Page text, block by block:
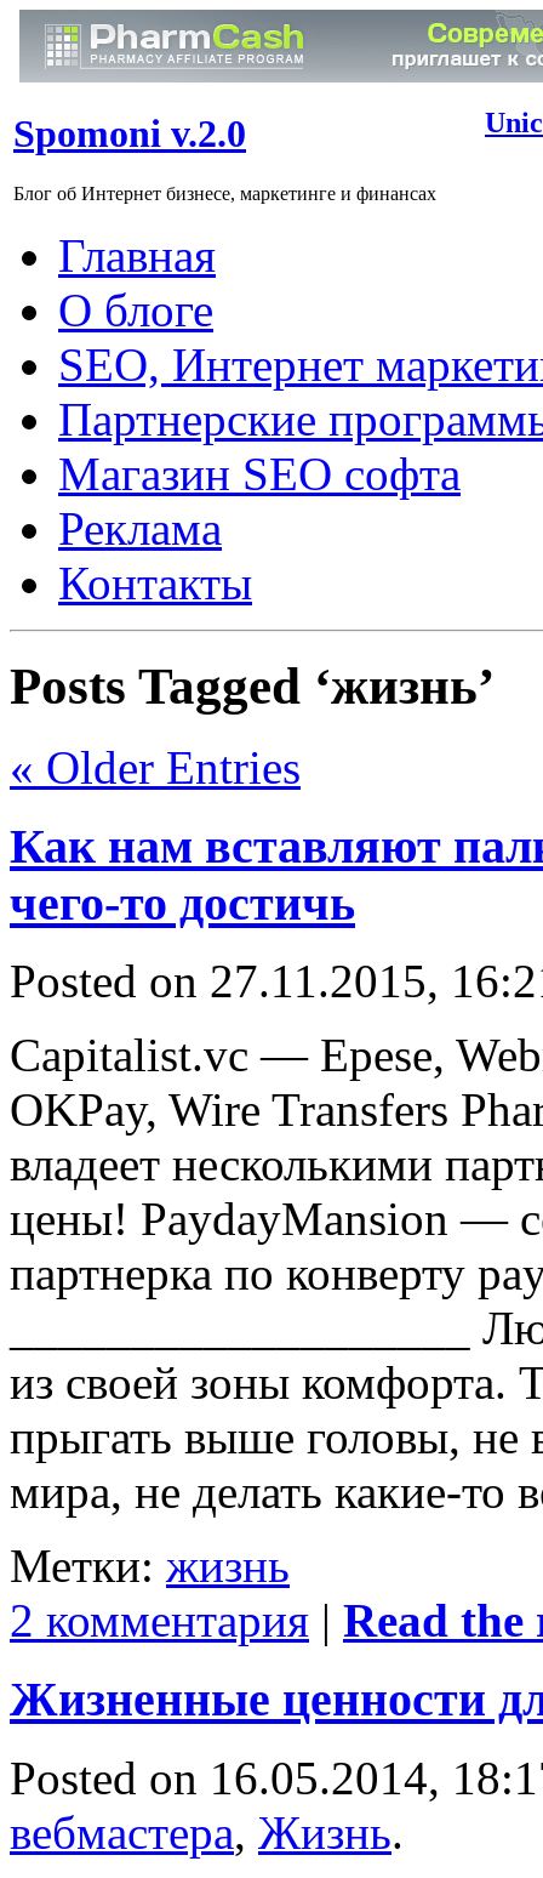
Spomoni v.2.0
Блог об Интернет бизнесе, маркетинге и финансах
Главная
О блоге
SEO, Интернет
Партнерские
Магазин SEO софта
Реклама
Контакты
Posts Tagged ‘жизнь’
« Older Entries
Как нам вставляют
чего-то достичь
Posted on 27.11.2015,
Capitalist.vc — Epese,
OKPay, Wire Transfers
владеет несколькими
цены! PaydayMansion —
партнерка по конверту
___________________
из своей зоны комфорта.
прыгать выше головы, не
мира, не делать какие-
Метки: жизнь
2 комментария | Read the
Жизненные ценности
Posted on 16.05.2014,
вебмастера, Жизнь.